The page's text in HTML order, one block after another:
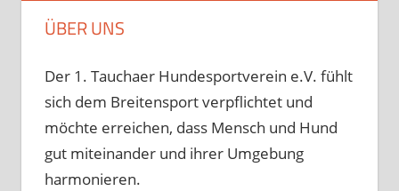
ÜBER UNS
Der 1. Tauchaer Hundesportverein e.V. fühlt
sich dem Breitensport verpflichtet und
möchte erreichen, dass Mensch und Hund
gut miteinander und ihrer Umgebung
harmonieren.